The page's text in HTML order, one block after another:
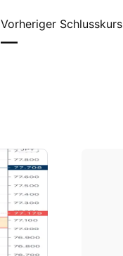
Vorheriger Schlusskurs
—